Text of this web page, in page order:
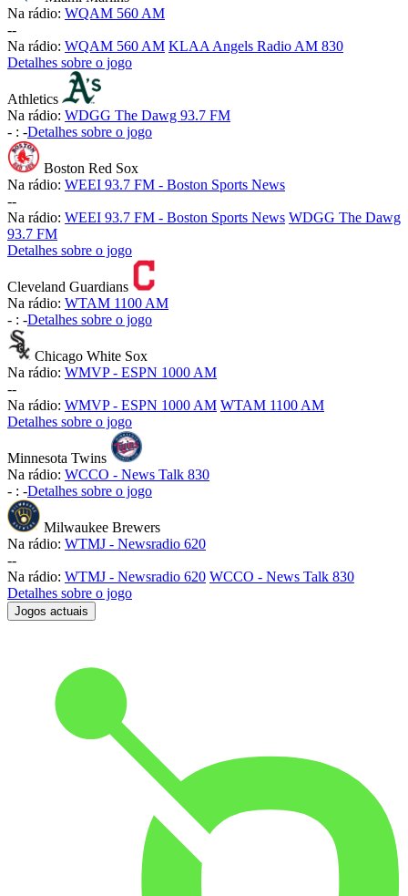
Na rádio: WQAM 560 AM
--
Na rádio: WQAM 560 AM KLAA Angels Radio AM 830
Detalhes sobre o jogo
Athletics
Na rádio: WDGG The Dawg 93.7 FM
- : -Detalhes sobre o jogo
Boston Red Sox
Na rádio: WEEI 93.7 FM - Boston Sports News
--
Na rádio: WEEI 93.7 FM - Boston Sports News WDGG The Dawg
93.7 FM
Detalhes sobre o jogo
Cleveland Guardians
Na rádio: WTAM 1100 AM
- : -Detalhes sobre o jogo
Chicago White Sox
Na rádio: WMVP - ESPN 1000 AM
--
Na rádio: WMVP - ESPN 1000 AM WTAM 1100 AM
Detalhes sobre o jogo
Minnesota Twins
Na rádio: WCCO - News Talk 830
- : -Detalhes sobre o jogo
Milwaukee Brewers
Na rádio: WTMJ - Newsradio 620
--
Na rádio: WTMJ - Newsradio 620 WCCO - News Talk 830
Detalhes sobre o jogo
Jogos actuais